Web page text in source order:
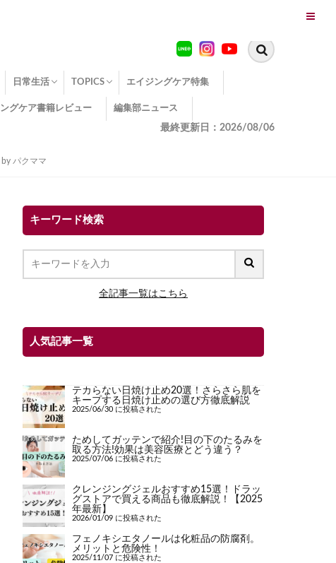
日常生活
糖化
便秘
TOPICS
エイジングケア TOPICS
コラーゲンサプリの効果
エイジングケアクイズ
季節別のエイジングケア
幸福とエイジングケア
温活でアンチエイジング
イオン導入
エイジングケア3つのポイント
エイジングケアセミナー
エイジングケアトピックス
動画でみるエイジングケア
エイジングケア特集
グケア書籍レビュー 編集部ニュース
最終更新日：2026/08/06
パクママ
キーワード検索
全記事一覧はこちら
人気記事一覧
テカらない日焼け止め20選！さらさら肌を
キープする日焼け止めの選び方徹底解説
2025/06/30 に投稿された
ためしてガッテンで紹介!目の下のたるみを
取る方法!効果は美容医療とどう違う？
2025/07/06 に投稿された
クレンジングジェルおすすめ15選！ドラッ
グストアで買える商品も徹底解説！【2025
年最新】
2026/01/09 に投稿された
フェノキシエタノールは化粧品の防腐剤。
メリットと危険性！
2025/11/07 に投稿された